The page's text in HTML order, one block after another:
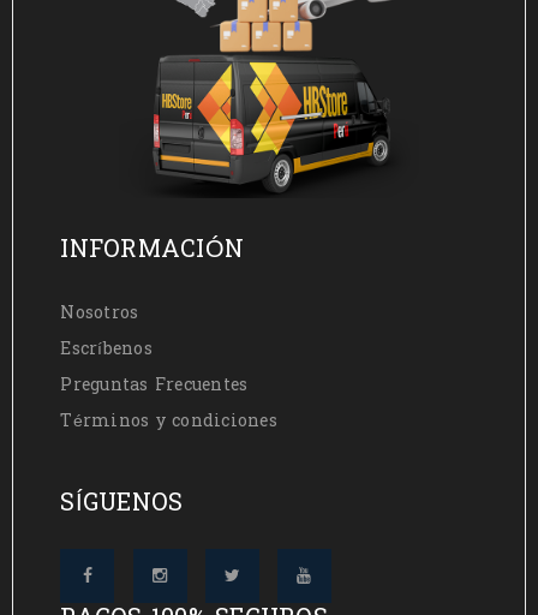
INFORMACIÓN
Nosotros
Escríbenos
Preguntas Frecuentes
Términos y condiciones
SÍGUENOS